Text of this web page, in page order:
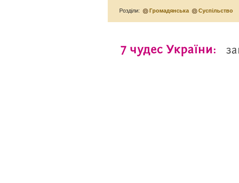
Розділи: Громадянська Суспільство